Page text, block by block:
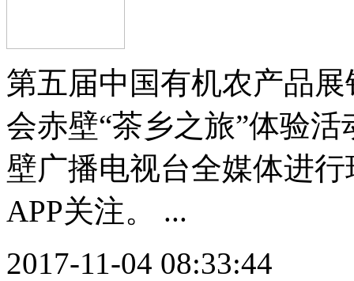
第五届中国有机农产品
会赤壁“茶乡之旅”体验
壁广播电视台全媒体进
APP关注。 ...
2017-11-04 08:33:44